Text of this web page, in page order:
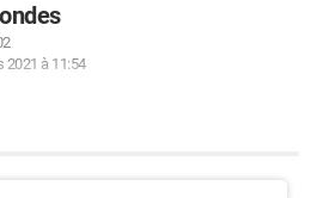
2021 à 11:54